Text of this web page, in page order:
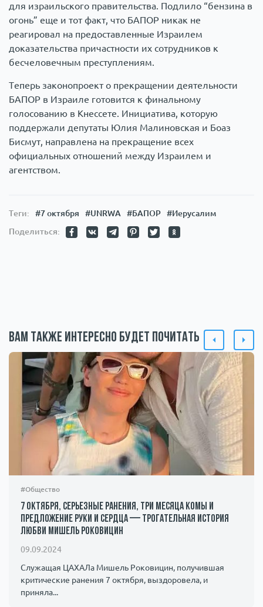
для израильского правительства. Подлило “бензина в
огонь” еще и тот факт, что БАПОР никак не
реагировал на предоставленные Израилем
доказательства причастности их сотрудников к
бесчеловечным преступлениям.
Теперь законопроект о прекращении деятельности
БАПОР в Израиле готовится к финальному
голосованию в Кнессете. Инициатива, которую
поддержали депутаты Юлия Малиновская и Боаз
Бисмут, направлена на прекращение всех
официальных отношений между Израилем и
агентством.
Теги: #7 октября #UNRWA #БАПОР
#Иерусалим
Поделиться:
Вам также интересно будет почитать
#Общество
7 октября, серьезные ранения, три месяца комы и
предложение руки и сердца — трогательная история
любви Мишель Роковицин
09.09.2024
Служащая ЦАХАЛа Мишель Роковицин, получившая
критические ранения 7 октября, выздоровела, и
приняла...